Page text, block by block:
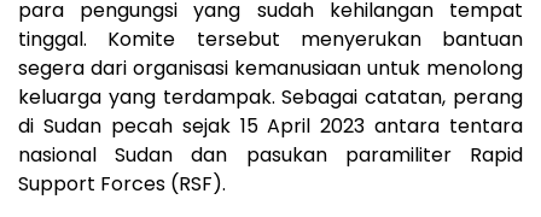
para pengungsi yang sudah kehilangan tempat
tinggal. Komite tersebut menyerukan bantuan
segera dari organisasi kemanusiaan untuk menolong
keluarga yang terdampak. Sebagai catatan, perang
di Sudan pecah sejak 15 April 2023 antara tentara
nasional Sudan dan pasukan paramiliter Rapid
Support Forces (RSF).